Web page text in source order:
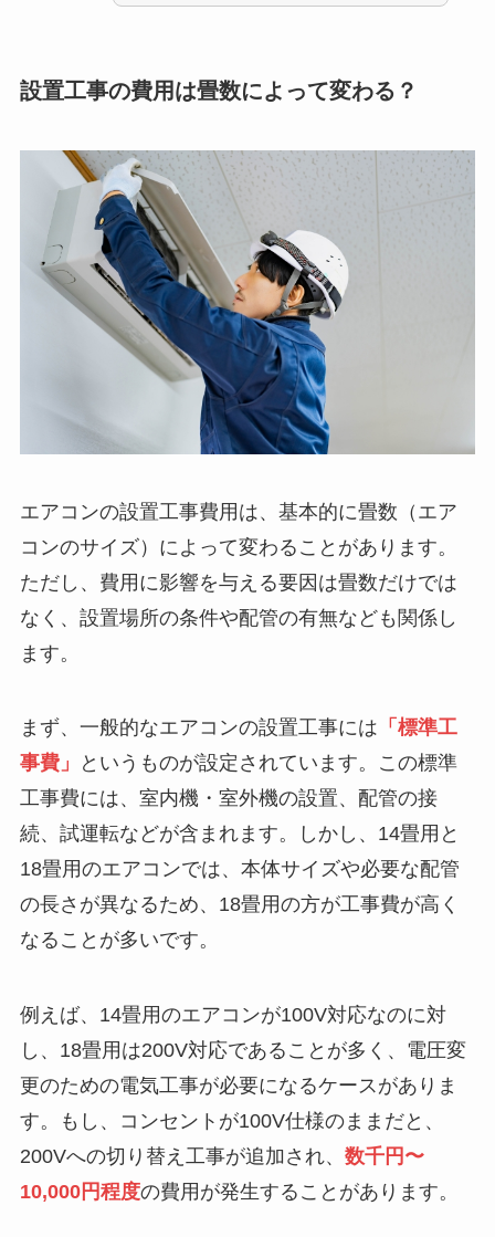
設置工事の費用は畳数によって変わる？
エアコンの設置工事費用は、基本的に畳数（エア
コンのサイズ）によって変わることがあります。
ただし、費用に影響を与える要因は畳数だけでは
なく、設置場所の条件や配管の有無なども関係し
ます。
まず、一般的なエアコンの設置工事には 「標準工
事費」
というものが設定されています。この標準
工事費には、室内機・室外機の設置、配管の接
続、試運転などが含まれます。しかし、14畳用と
18畳用のエアコンでは、本体サイズや必要な配管
の長さが異なるため、18畳用の方が工事費が高く
なることが多いです。
例えば、14畳用のエアコンが100V対応なのに対
し、18畳用は200V対応であることが多く、電圧変
更のための電気工事が必要になるケースがありま
す。もし、コンセントが100V仕様のままだと、
200Vへの切り替え工事が追加され、 数千円〜
10,000円程度の費用が発生することがあります。